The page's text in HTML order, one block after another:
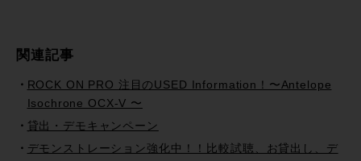
関連記事
ROCK ON PRO 注目のUSED Information！〜Antelope
Isochrone OCX-V 〜
貸出・デモキャンペーン
デモンストレーション強化中！！比較試聴、お貸出し、デ